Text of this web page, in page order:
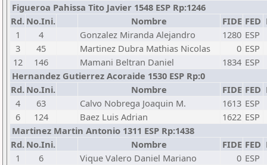
Figueroa Pahissa Tito Javier 1548 ESP Rp:1246
Rd. No.Ini. Nombre FIDE FED
1
4 Gonzalez Miranda Alejandro 1280 ESP
3
45 Martinez Dubra Mathias Nicolas 0 ESP
12
146 Mamani Beltran Daniel 1834 ESP
Hernandez Gutierrez Acoraide 1530 ESP Rp:0
Rd. No.Ini. Nombre FIDE FED
4
63 Calvo Nobrega Joaquin M. 1613 ESP
6
124 Baez Luis Adrian 1622 ESP
Martinez Martin Antonio 1311 ESP Rp:1438
Rd. No.Ini. Nombre FIDE FED
1
6 Vique Valero Daniel Mariano 0 ESP